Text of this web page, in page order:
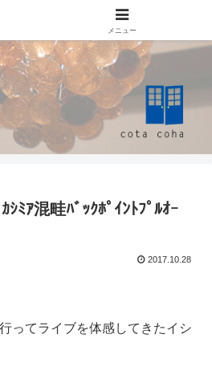
ｱ混畦ﾊﾞｯｸﾎﾟｲﾝﾄﾌﾟﾙｵｰ
2017.10.28
ってライブを体感してきたイシ
メニュー